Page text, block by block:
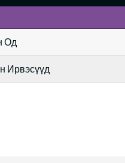
Од
Ирвэсүүд